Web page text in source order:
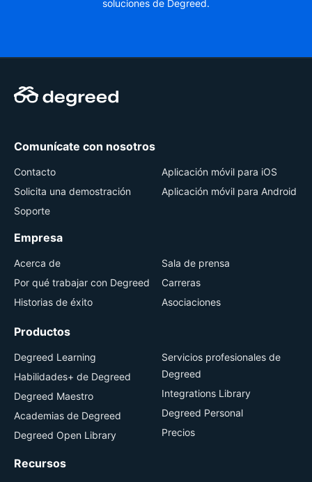
soluciones de Degreed.
Comunícate con nosotros
Contacto
Solicita una demostración
Soporte
Aplicación móvil para iOS
Aplicación móvil para Android
Empresa
Acerca de
Por qué trabajar con Degreed
Historias de éxito
Sala de prensa
Carreras
Asociaciones
Productos
Degreed Learning
Habilidades+ de Degreed
Degreed Maestro
Academias de Degreed
Degreed Open Library
Servicios profesionales de
Degreed
Integrations Library
Degreed Personal
Precios
Recursos